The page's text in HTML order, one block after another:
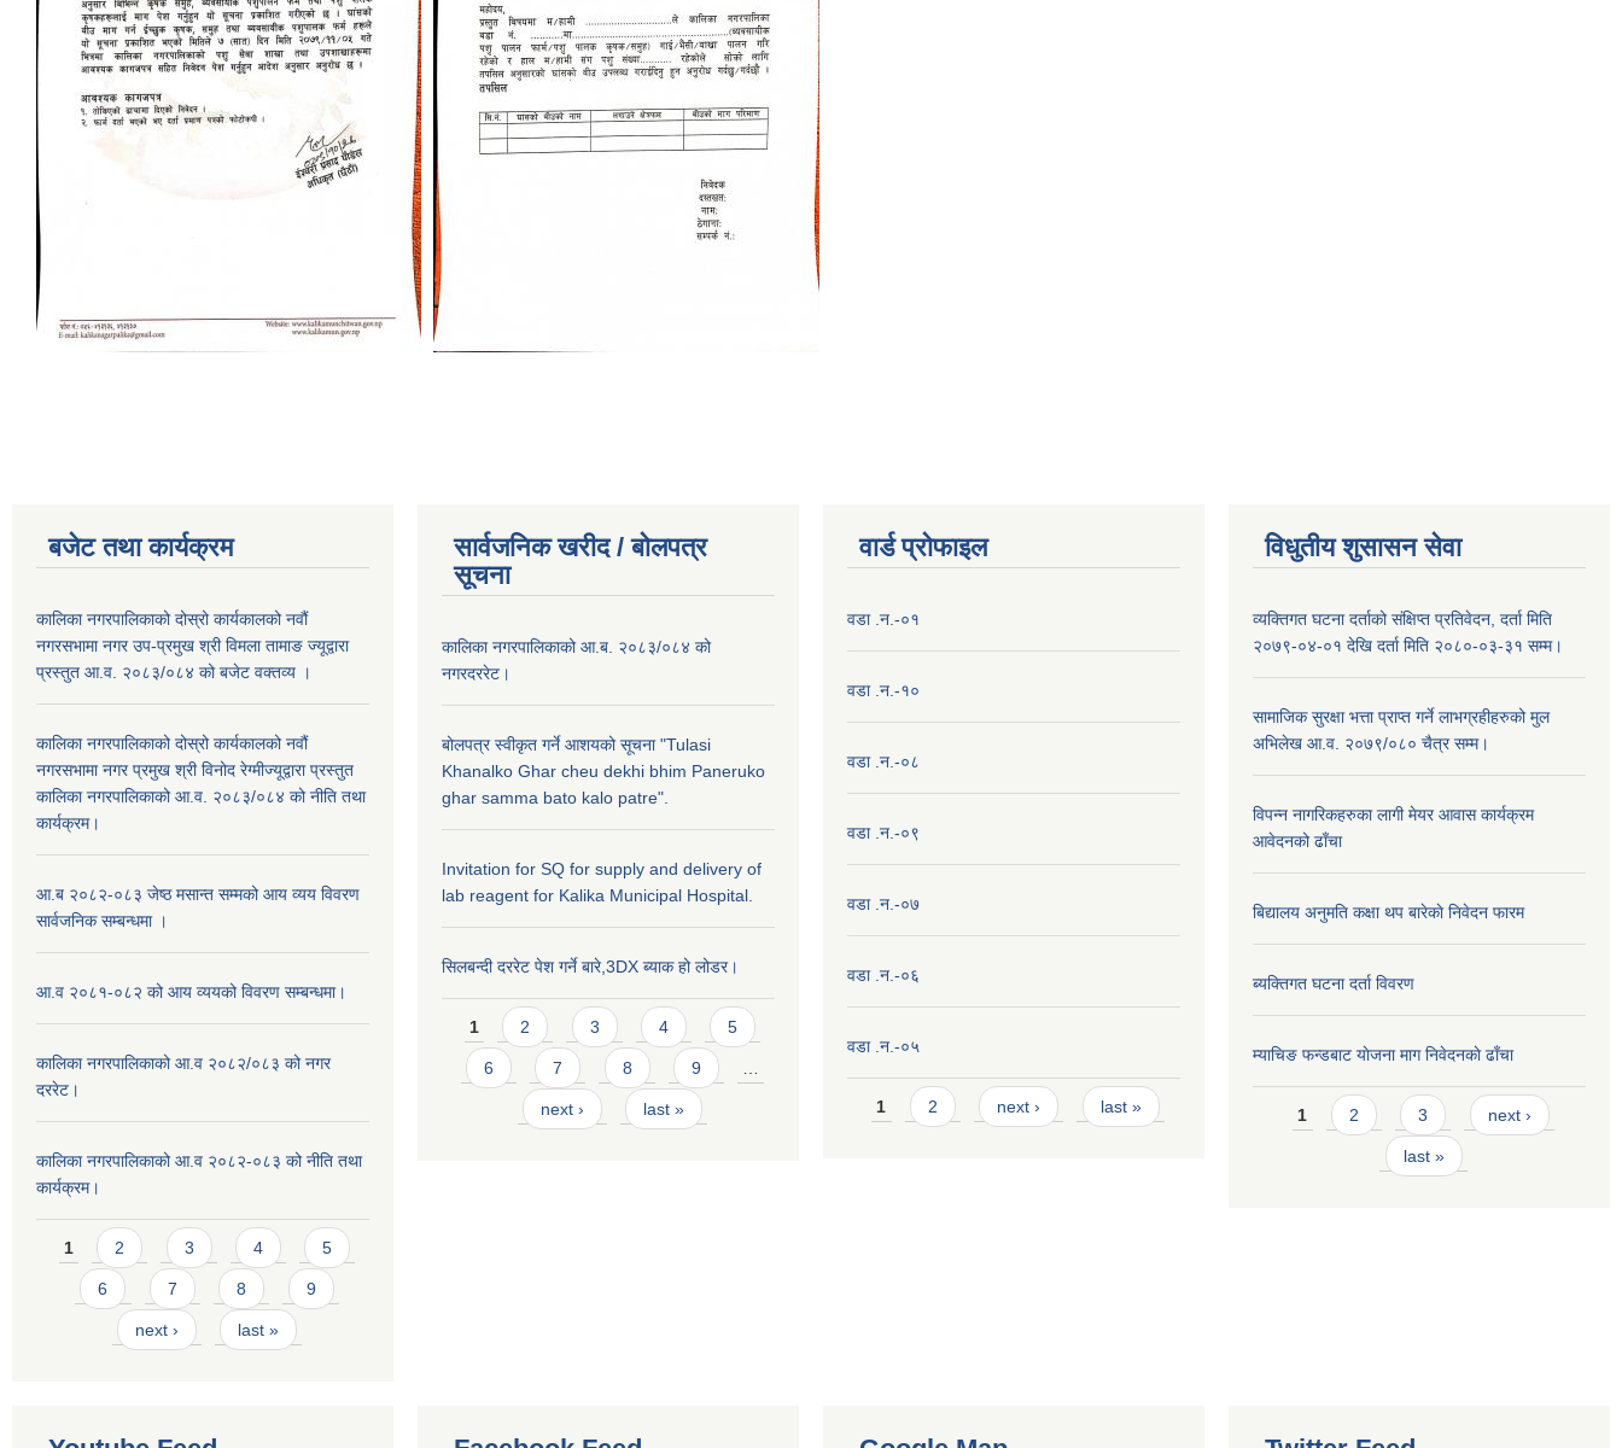
बजेट तथा कार्यक्रम
कालिका नगरपालिकाको दोस्रो कार्यकालको नवौं
नगरसभामा नगर उप-प्रमुख श्री विमला तामाङ ज्यूद्वारा
प्रस्तुत आ.व. २०८३/०८४ को बजेट वक्तव्य ।
कालिका नगरपालिकाको दोस्रो कार्यकालको नवौं
नगरसभामा नगर प्रमुख श्री विनोद रेग्मीज्यूद्वारा प्रस्तुत
कालिका नगरपालिकाको आ.व. २०८३/०८४ को नीति तथा
कार्यक्रम।
आ.ब २०८२-०८३ जेष्ठ मसान्त सम्मको आय व्यय विवरण
सार्वजनिक सम्बन्धमा ।
आ.व २०८१-०८२ को आय व्ययको विवरण सम्बन्धमा।
कालिका नगरपालिकाको आ.व २०८२/०८३ को नगर
दररेट।
कालिका नगरपालिकाको आ.व २०८२-०८३ को नीति तथा
कार्यक्रम।
Pages
1 2 3 4 5
6 7 8 9
next › last »
सार्वजनिक खरीद / बाेलपत्र
सूचना
कालिका नगरपालिकाको आ.ब. २०८३/०८४ को
नगरदररेट।
बोलपत्र स्वीकृत गर्ने आशयको सूचना "Tulasi
Khanalko Ghar cheu dekhi bhim Paneruko
ghar samma bato kalo patre".
Invitation for SQ for supply and delivery of
lab reagent for Kalika Municipal Hospital.
सिलबन्दी दररेट पेश गर्ने बारे,3DX ब्याक हो लोडर।
Pages
1 2 3 4 5
6 7 8 9
next › last »
वार्ड प्राेफाइल
वडा .न.-०१
वडा .न.-१०
वडा .न.-०८
वडा .न.-०९
वडा .न.-०७
वडा .न.-०६
वडा .न.-०५
Pages
1 2 next › last »
विधुतीय शुसासन सेवा
व्यक्तिगत घटना दर्ताको संक्षिप्त प्रतिवेदन, दर्ता मिति
२०७९-०४-०१ देखि दर्ता मिति २०८०-०३-३१ सम्म।
सामाजिक सुरक्षा भत्ता प्राप्त गर्ने लाभग्रहीहरुको मुल
अभिलेख आ.व. २०७९/०८० चैत्र सम्म।
विपन्न नागरिकहरुका लागी मेयर आवास कार्यक्रम
आवेदनको ढाँचा
बिद्यालय अनुमति कक्षा थप बारेकाे निवेदन फारम
ब्यक्तिगत घटना दर्ता विवरण
म्याचिङ फन्डबाट याेजना माग निवेदनकाे ढाँचा
Pages
1 2 3 next ›
last »